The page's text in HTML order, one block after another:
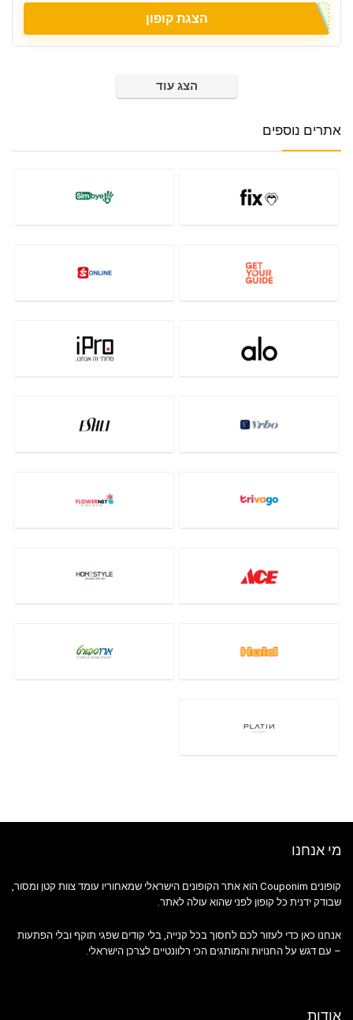
הצגת קופון
הצג עוד
אתרים נוספים
מי אנחנו
קופונים Couponim הוא אתר הקופונים הישראלי שמאחוריו עומד צוות קטן ומסור,
שבודק ידנית כל קופון לפני שהוא עולה לאתר.
אנחנו כאן כדי לעזור לכם לחסוך בכל קנייה, בלי קודים שפגי תוקף ובלי הפתעות
– עם דגש על החנויות והמותגים הכי רלוונטיים לצרכן הישראלי.
אודות